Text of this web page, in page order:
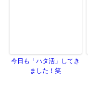
今日も「ハタ活」してき
ました！笑